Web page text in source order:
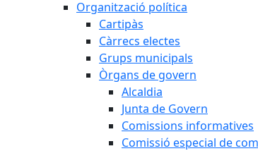
Organització política
Cartipàs
Càrrecs electes
Grups municipals
Òrgans de govern
Alcaldia
Junta de Govern
Comissions informatives
Comissió especial de